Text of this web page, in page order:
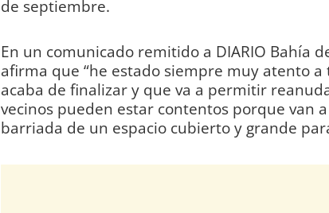
de septiembre.
En un comunicado remitido a DIARIO Bahía
afirma que “he estado siempre muy atento
acaba de finalizar y que va a permitir
vecinos pueden estar contentos porque van
barriada de un espacio cubierto y grande